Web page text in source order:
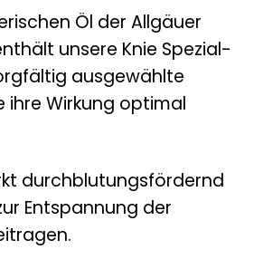
Öl der Allgäuer
unsere Knie Spezial-
ausgewählte
ihre Wirkung optimal
durchblutungsfördernd
Entspannung der